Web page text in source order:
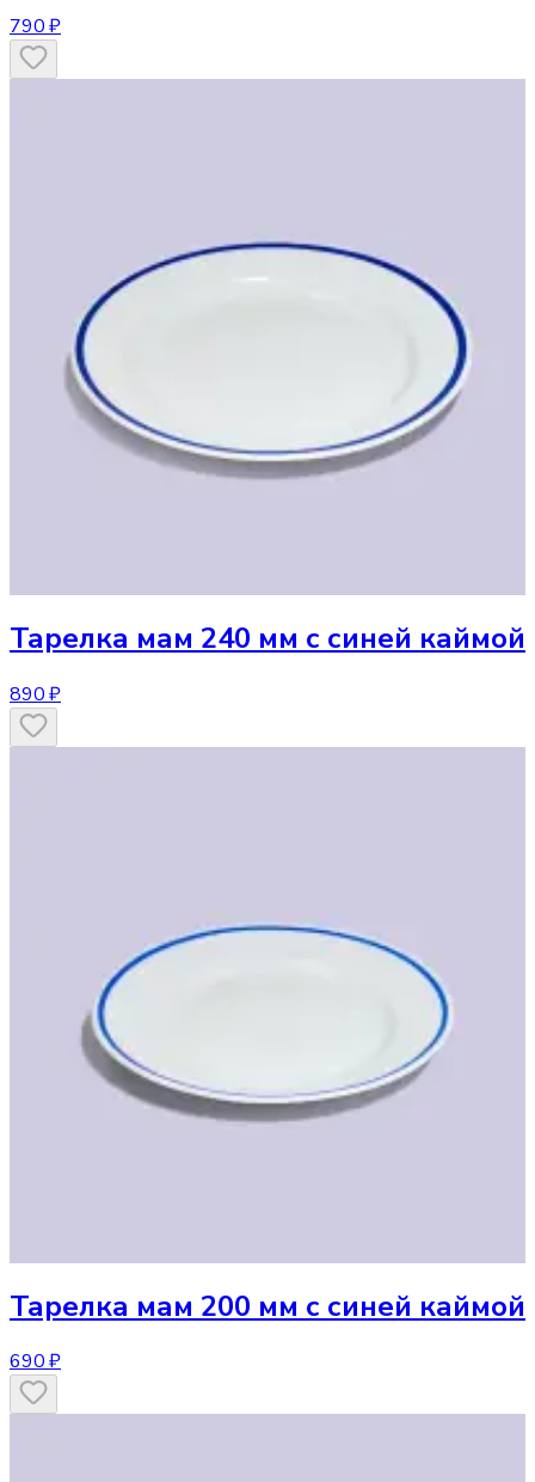
790 ₽
Тарелка мам 240 мм с синей каймой
890 ₽
Тарелка мам 200 мм с синей каймой
690 ₽